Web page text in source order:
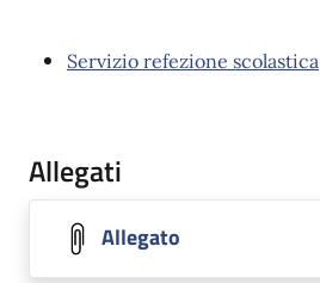
Servizio refezione scolastica
Allegati
Allegato